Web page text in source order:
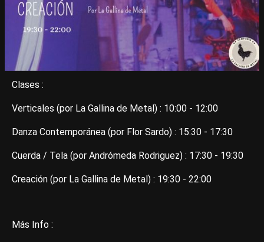
Clases :
Verticales (por La Gallina de Metal) : 10:00 - 12:00
Danza Contemporánea (por Flor Sardo) : 15:30 - 17:30
Cuerda / Tela (por Andrómeda Rodriguez) : 17:30 - 19:30
Creación (por La Gallina de Metal) : 19:30 - 22:00
Más Info :